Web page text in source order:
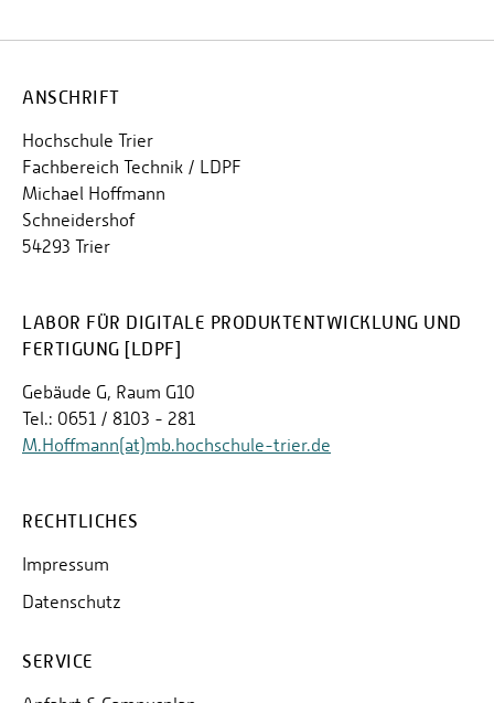
ANSCHRIFT
Hochschule Trier
Fachbereich Technik / LDPF
Michael Hoffmann
Schneidershof
54293 Trier
LABOR FÜR DIGITALE PRODUKTENTWICKLUNG UND
FERTIGUNG [LDPF]
Gebäude G, Raum G10
Tel.: 0651 / 8103 - 281
M.Hoffmann(at)mb.hochschule-trier.de
RECHTLICHES
Impressum
Datenschutz
SERVICE